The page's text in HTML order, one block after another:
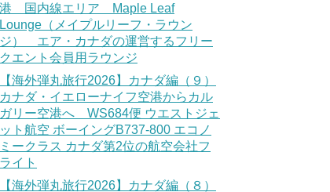
港 国内線エリア Maple Leaf
Lounge（メイプルリーフ・ラウン
ジ） エア・カナダの運営するフリー
クエント会員用ラウンジ
【海外弾丸旅行2026】カナダ編（９）
カナダ・イエローナイフ空港からカル
ガリー空港へ WS684便 ウエストジェ
ット航空 ボーイングB737-800 エコノ
ミークラス カナダ第2位の航空会社フ
ライト
【海外弾丸旅行2026】カナダ編（８）